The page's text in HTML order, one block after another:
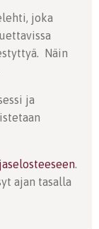
joka
Näin
ja
.
ajan tasalla